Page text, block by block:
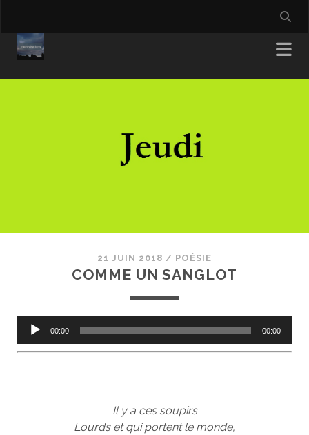
21 JUIN 2018 / POÉSIE
COMME UN SANGLOT
Lecteur
00:00 00:00
Il y a ces soupirs
Lourds et qui portent le monde,